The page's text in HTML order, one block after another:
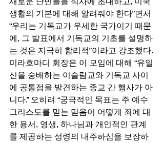
생활의 기본에 대해 알려줘야 한다”면서
“우리는 기독교가 우세한 국가이기 때문
에, 그 발표에서 기독교의 기초를 설명하
는 것은 지극히 합리적”이라고 강조했다.
미라흐마디 회장은 이 모임에 대해 “유일
신을 숭배하는 이슬람교와 기독교 사이
에 공통점을 발견하는 종교 간 행사가 아
니다.” 오히려 “궁극적인 목표는 주 예수
그리스도를 믿는 믿음이 어떻게 죄에 대
한 용서, 영생, 하나님과 개인적인 관계
를 제공하는 성령의 내주하심을 보장하